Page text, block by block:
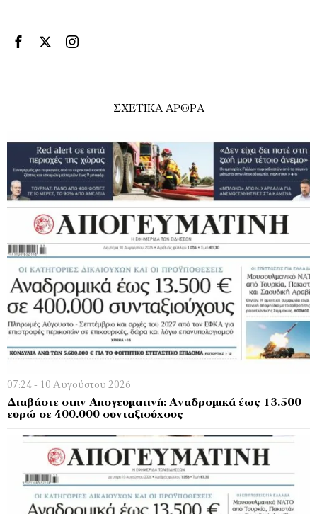
ΣΧΕΤΙΚΑ ΑΡΘΡΑ
07:24 - 10 Αυγούστου 2026
Διαβάστε στην Απογευματινή: Αναδρομικά έως 13.500
ευρώ σε 400.000 συνταξιούχους